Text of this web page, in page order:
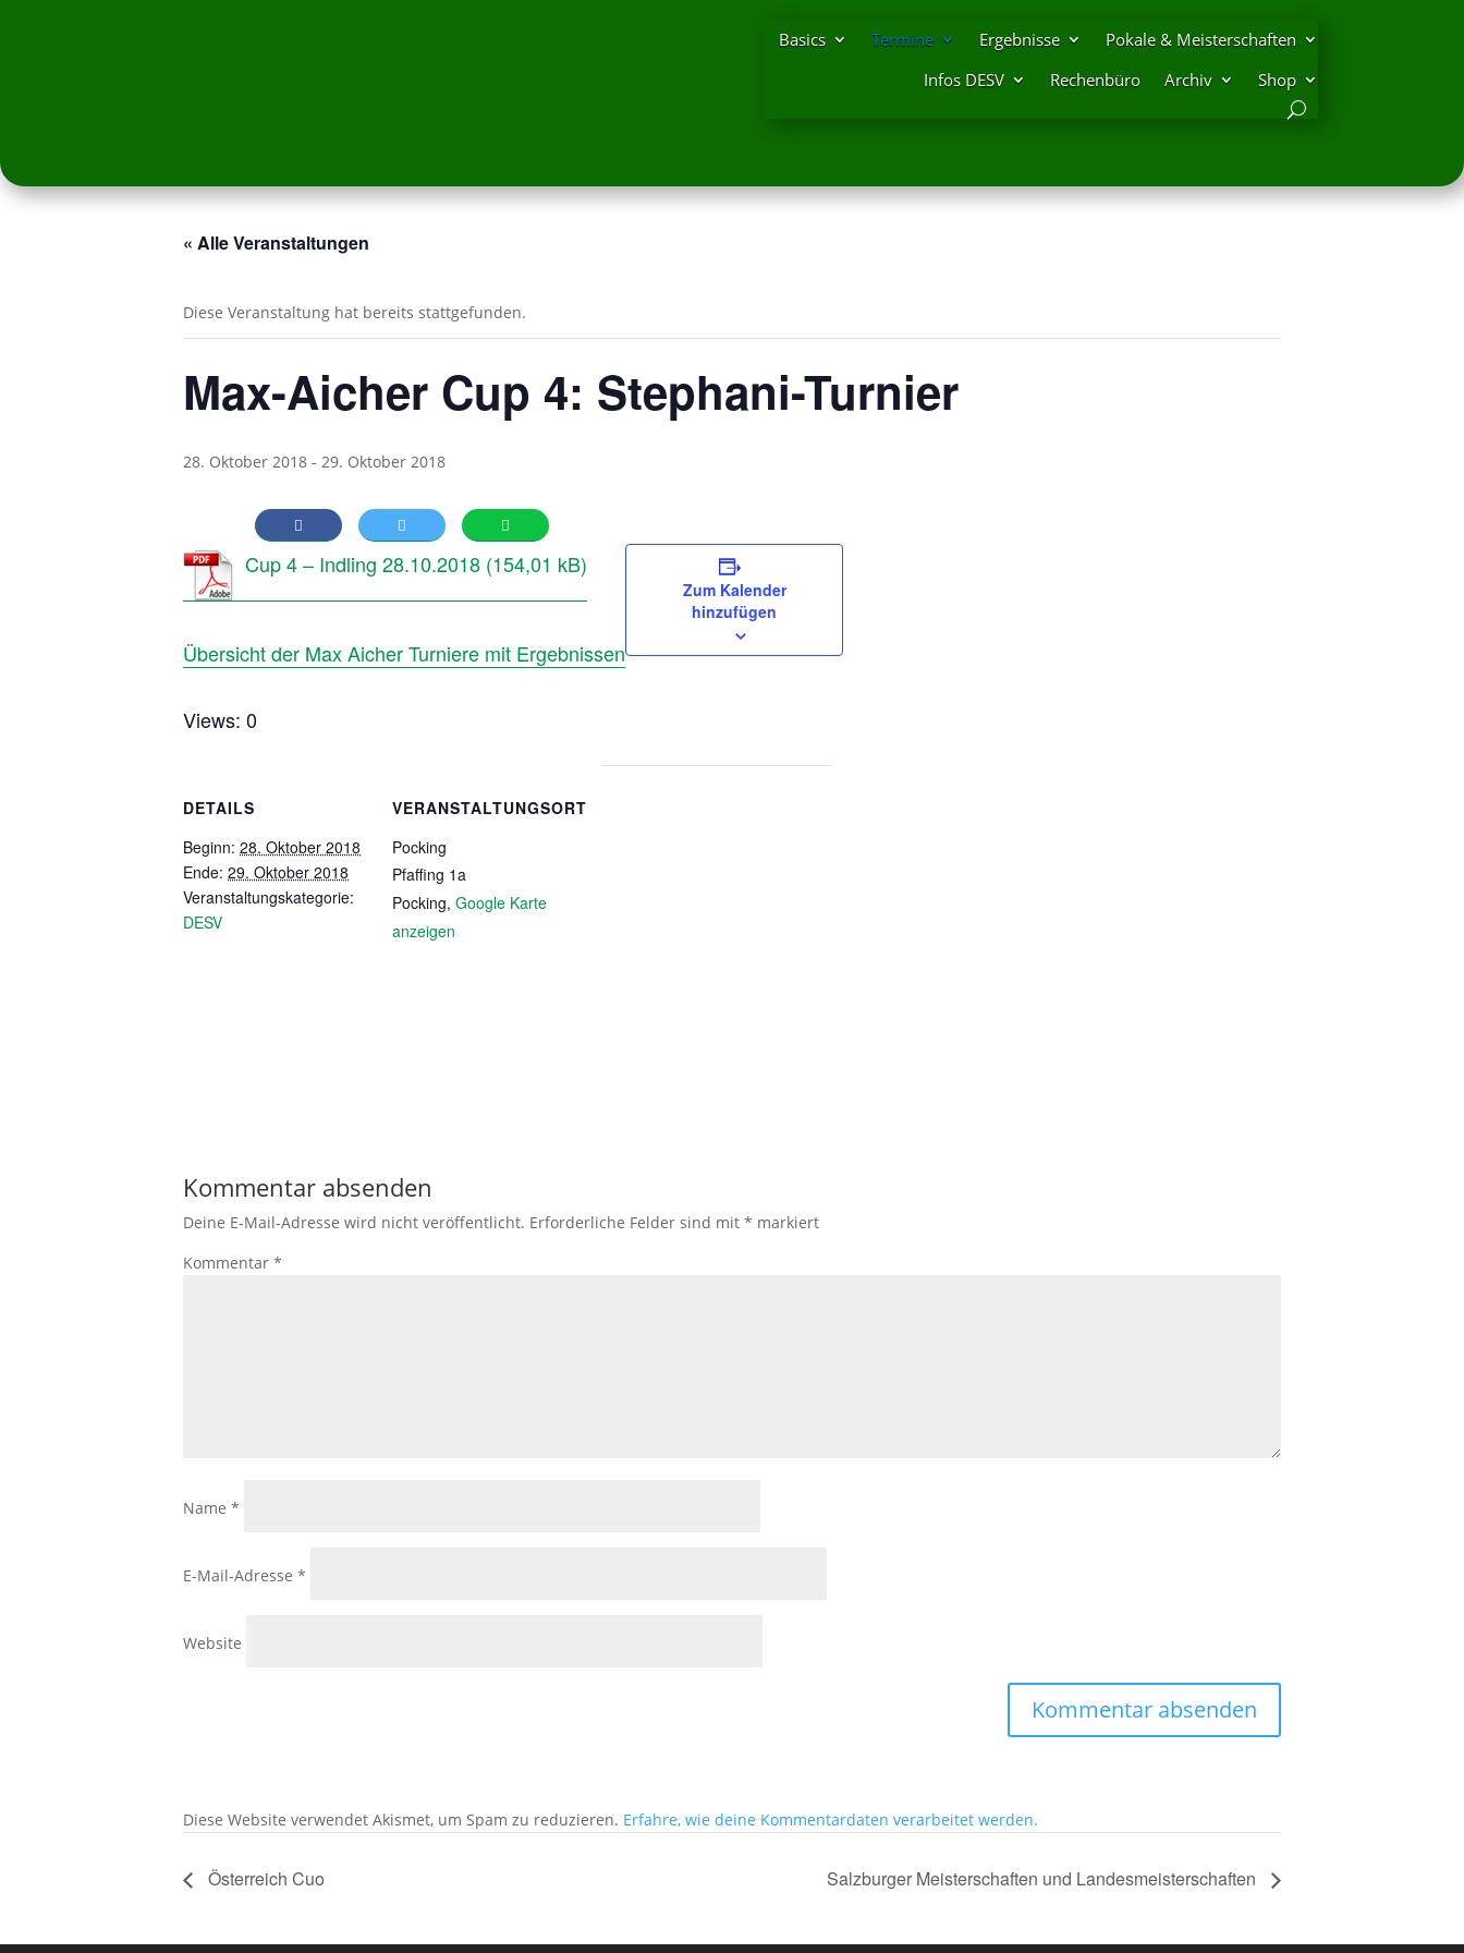
Basics Termine Ergebnisse
Pokale & Meisterschaften
Infos DESV
Rechenbüro Archiv Shop
« Alle Veranstaltungen
Diese Veranstaltung hat bereits stattgefunden.
Max-Aicher Cup 4: Stephani-Turnier
28. Oktober 2018 - 29. Oktober 2018
Cup 4 – Indling 28.10.2018
Übersicht der Max Aicher Turniere mit Ergebnissen
Views: 0
Zum Kalender
hinzufügen
DETAILS
Beginn: 28. Oktober 2018
Ende: 29. Oktober 2018
Veranstaltungskategorie:
DESV
VERANSTALTUNGSORT
Pocking
Pfaffing 1a
Pocking, Google Karte
anzeigen
Kommentar absenden
Deine E-Mail-Adresse wird nicht veröffentlicht. Erforderliche Felder sind mit * markiert
Kommentar *
Name *
E-Mail-Adresse *
Website
Diese Website verwendet Akismet, um Spam zu reduzieren. Erfahre, wie deine Kommentardaten verarbeitet werden.
Österreich Cuo Salzburger Meisterschaften und Landesmeisterschaften